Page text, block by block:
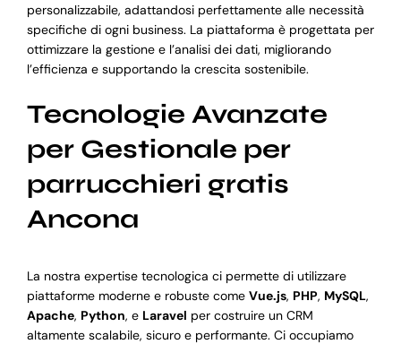
personalizzabile, adattandosi perfettamente alle necessità
specifiche di ogni business. La piattaforma è progettata per
ottimizzare la gestione e l’analisi dei dati, migliorando
l’efficienza e supportando la crescita sostenibile.
Tecnologie Avanzate
per Gestionale per
parrucchieri gratis
Ancona
La nostra expertise tecnologica ci permette di utilizzare
piattaforme moderne e robuste come Vue.js, PHP, MySQL,
Apache, Python, e Laravel per costruire un CRM
altamente scalabile, sicuro e performante. Ci occupiamo